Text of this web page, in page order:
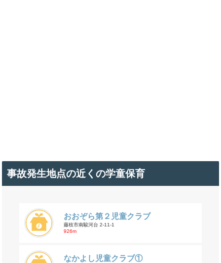
事故発生地点の近くの学童保育
おおぞら第２児童クラブ
藤枝市南駿河台 2-11-1
926m
なかよし児童クラブ①